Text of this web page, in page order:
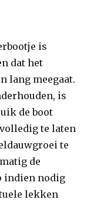
is
dat het
lang meegaat.
is
de boot
te laten
te
de
indien nodig
lekken